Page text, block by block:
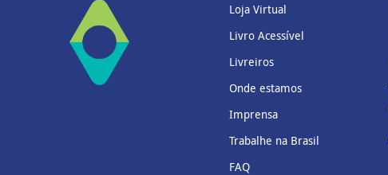
Loja Virtual
Livro Acessível
Livreiros
Onde estamos
Imprensa
Trabalhe na Brasil
FAQ